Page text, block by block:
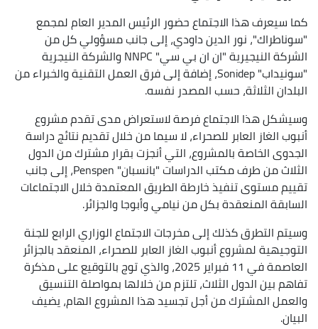
كما سيعرف هذا الاجتماع حضور الرئيس المدير العام لمجمع
"سوناطراك"، نور الدين داودي، إلى جانب مسؤولي كل من
الشركة النيجيرية "ان ان بي سي" NNPC والشركة النيجرية
"سونيداب" Sonidep، إضافة إلى فرق العمل التقنية والخبراء من
البلدان الثلاثة، حسب المصدر نفسه.
وسيشكل هذا الاجتماع فرصة لاستعراض مدى تقدم مشروع
أنبوب الغاز العابر للصحراء، لا سيما من خلال تقديم نتائج دراسة
الجدوى الخاصة بالمشروع، التي أنجزت بقرار مشترك من الدول
الثلاث من طرف مكتب الدراسات "بانسبان" Penspen، إلى جانب
تقييم مستوى تنفيذ خارطة الطريق المعتمدة خلال الاجتماعات
السابقة المنعقدة بكل من نيامي وأبوجا والجزائر.
وسيتم التطرق كذلك إلى مخرجات الاجتماع الوزاري الرابع للجنة
التوجيهية لمشروع أنبوب الغاز العابر للصحراء، المنعقد بالجزائر
العاصمة في 11 فبراير 2025، والذي توج بالتوقيع على مذكرة
تفاهم بين الدول الثلاث، تلتزم من خلالها بمواصلة التنسيق
والعمل المشترك من أجل تجسيد هذا المشروع الهام، يضيف
البيان.